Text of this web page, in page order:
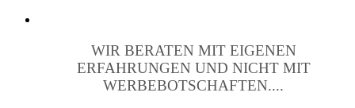
WIR BERATEN MIT EIGENEN
ERFAHRUNGEN UND NICHT MIT
WERBEBOTSCHAFTEN....